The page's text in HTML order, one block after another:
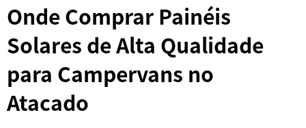
Onde Comprar Painéis
Solares de Alta Qualidade
para Campervans no
Atacado